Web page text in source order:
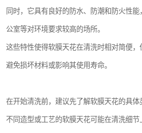
同时，它具有良好的防水、防潮和防火性
公室等对环境要求较高的场所。
这些特性使得软膜天花在清洗时相对简便
避免损坏材料或影响其使用寿命。
在开始清洗前，建议先了解软膜天花的具体
不同造型或工艺的软膜天花可能在清洗细节